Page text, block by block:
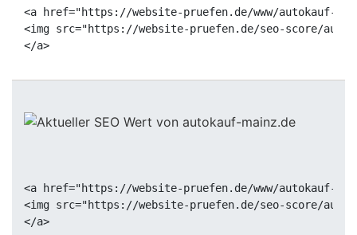
<a href="https://website-pruefen.de/www/autokauf-
<img src="https://website-pruefen.de/seo-score/
<a href="https://website-pruefen.de/www/autokauf-
<img src="https://website-pruefen.de/seo-score/